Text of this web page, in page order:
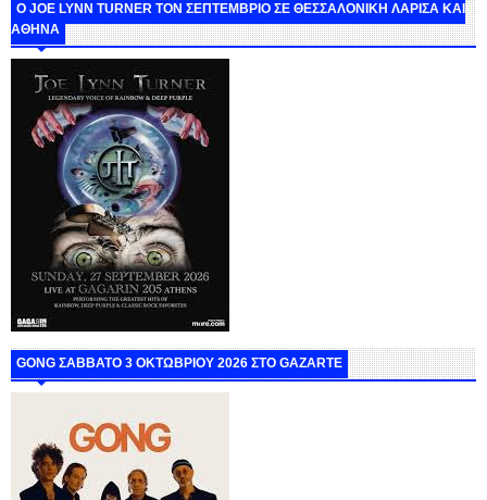
O JOE LYNN TURNER ΤΟΝ ΣΕΠΤΕΜΒΡΙΟ ΣΕ ΘΕΣΣΑΛΟΝΙΚΗ ΛΑΡΙΣΑ ΚΑΙ
ΑΘΗΝΑ
GONG ΣΑΒΒΑΤΟ 3 ΟΚΤΩΒΡΙΟΥ 2026 ΣΤΟ GAZARTE